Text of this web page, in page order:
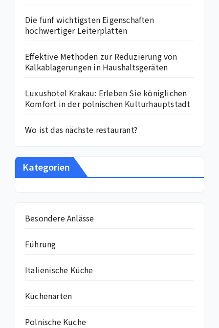
Die fünf wichtigsten Eigenschaften
hochwertiger Leiterplatten
Effektive Methoden zur Reduzierung von
Kalkablagerungen in Haushaltsgeräten
Luxushotel Krakau: Erleben Sie königlichen
Komfort in der polnischen Kulturhauptstadt
Wo ist das nächste restaurant?
Kategorien
Besondere Anlässe
Führung
Italienische Küche
Küchenarten
Polnische Küche